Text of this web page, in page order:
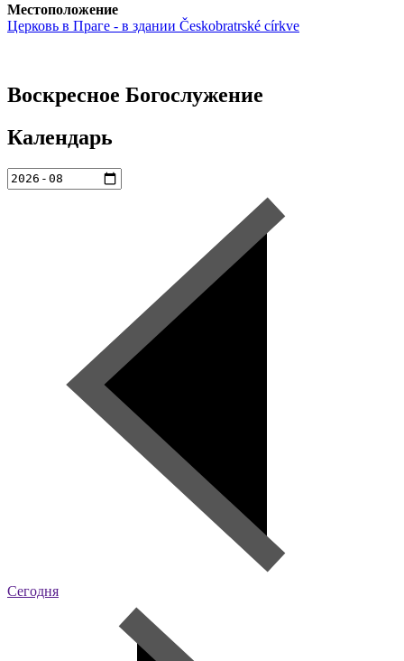
Местоположение
Церковь в Праге - в здании Českobratrské církve
Воскресное Богослужение
Календарь
Сегодня